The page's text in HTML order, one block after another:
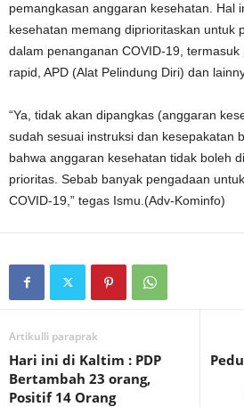
pemangkasan anggaran kesehatan. Hal
kesehatan memang diprioritaskan untuk
dalam penanganan COVID-19,
rapid, APD (Alat Pelindung Diri) dan
“Ya, tidak akan dipangkas (anggaran
sudah sesuai instruksi dan kesepakatan
bahwa anggaran kesehatan tidak boleh
prioritas. Sebab banyak pengadaan
COVID-19,” tegas Ismu.(Adv-Kominfo)
Artikulli paraprak
Hari ini di Kaltim : PDP
Bertambah 23 orang,
Positif 14 Orang